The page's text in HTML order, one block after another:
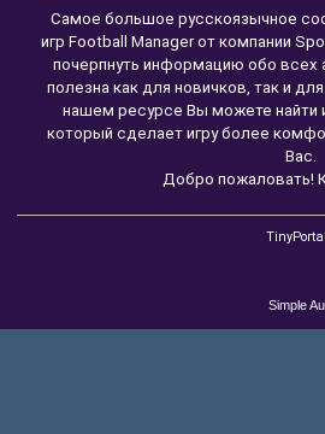
Самое большое русскоязычное
игр Football Manager от компании
почерпнуть информацию обо всех
полезна как для новичков, так и
нашем ресурсе Вы можете найти
который сделает игру более
Вас.
Добро пожаловать!
TinyPortal
Simple